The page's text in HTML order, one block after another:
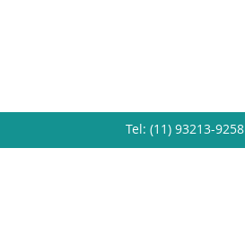
Tel: (11) 93213-9258